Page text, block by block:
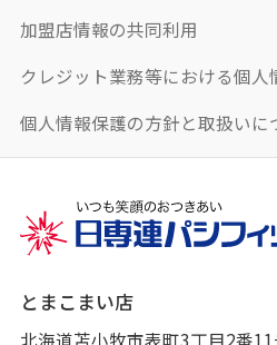
加盟店情報の共同利用
クレジット業務等における個
個人情報保護の方針と取扱いに
とまこまい店
北海道苫小牧市表町3丁目2番